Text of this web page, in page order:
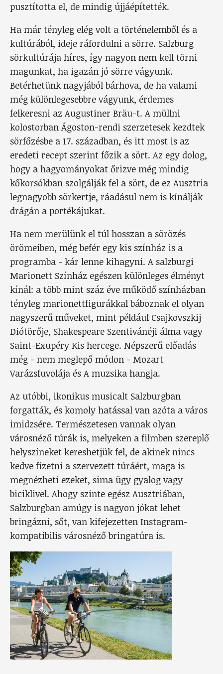
pusztította el, de mindig újjáépítették.
Ha már tényleg elég volt a történelemből és a
kultúrából, ideje ráfordulni a sörre. Salzburg
sörkultúrája híres, így nagyon nem kell törni
magunkat, ha igazán jó sörre vágyunk.
Betérhetünk nagyjából bárhova, de ha valami
még különlegesebbre vágyunk, érdemes
felkeresni az Augustiner Bräu-t. A müllni
kolostorban Ágoston-rendi szerzetesek kezdtek
sörfőzésbe a 17. században, és itt most is az
eredeti recept szerint főzik a sört. Az egy dolog,
hogy a hagyományokat őrizve még mindig
kőkorsókban szolgálják fel a sört, de ez Ausztria
legnagyobb sörkertje, ráadásul nem is kínálják
drágán a portékájukat.
Ha nem merülünk el túl hosszan a sörözés
örömeiben, még befér egy kis színház is a
programba - kár lenne kihagyni. A salzburgi
Marionett Színház egészen különleges élményt
kínál: a több mint száz éve működő színházban
tényleg marionettfigurákkal báboznak el olyan
nagyszerű műveket, mint például Csajkovszkij
Diótörője, Shakespeare Szentivánéji álma vagy
Saint-Exupéry Kis hercege. Népszerű előadás
még - nem meglepő módon - Mozart
Varázsfuvolája és A muzsika hangja.
Az utóbbi, ikonikus musicalt Salzburgban
forgatták, és komoly hatással van azóta a város
imidzsére. Természetesen vannak olyan
városnéző túrák is, melyeken a filmben szereplő
helyszíneket kereshetjük fel, de akinek nincs
kedve fizetni a szervezett túráért, maga is
megnézheti ezeket, sima ügy gyalog vagy
biciklivel. Ahogy szinte egész Ausztriában,
Salzburgban amúgy is nagyon jókat lehet
bringázni, sőt, van kifejezetten Instagram-
kompatibilis városnéző bringatúra is.